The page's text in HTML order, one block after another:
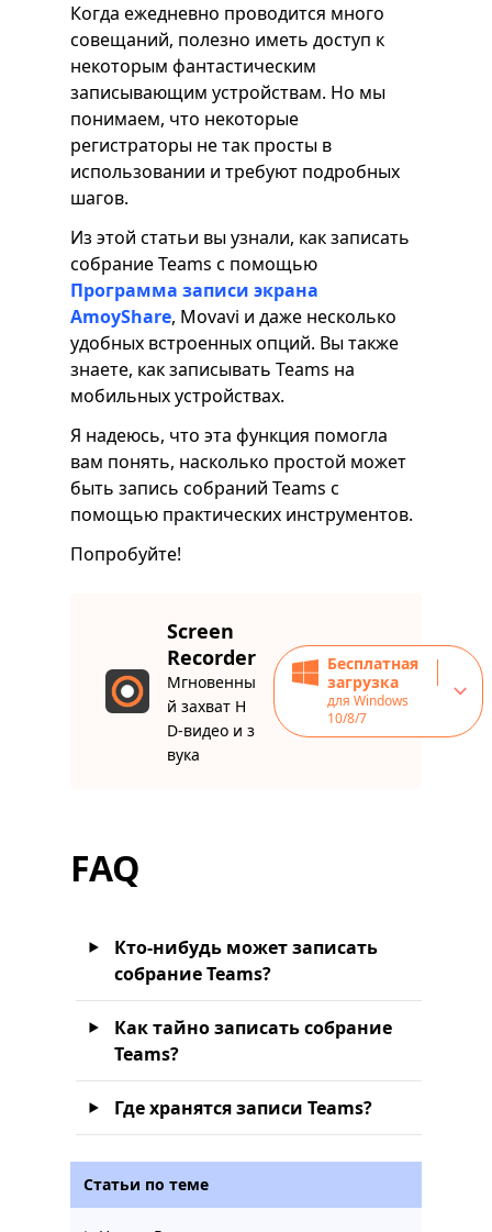
Когда ежедневно проводится много
совещаний, полезно иметь доступ к
некоторым фантастическим
записывающим устройствам. Но мы
понимаем, что некоторые
регистраторы не так просты в
использовании и требуют подробных
шагов.
Из этой статьи вы узнали, как записать
собрание Teams с помощью
Программа записи экрана
AmoyShare, Movavi и даже несколько
удобных встроенных опций. Вы также
знаете, как записывать Teams на
мобильных устройствах.
Я надеюсь, что эта функция помогла
вам понять, насколько простой может
быть запись собраний Teams с
помощью практических инструментов.
Попробуйте!
Screen
Recorder
Мгновенны
й захват H
D-видео и з
вука
Бесплатная
загрузка
для Windows
10/8/7
FAQ
Кто-нибудь может записать
собрание Teams?
Как тайно записать собрание
Teams?
Где хранятся записи Teams?
Статьи по теме